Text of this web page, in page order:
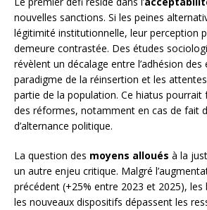
nouvelles sanctions. Si les peines
légitimité institutionnelle, leur perception
demeure contrastée. Des études
révèlent un décalage entre l’adhésion des
paradigme de la réinsertion et les attentes
partie de la population. Ce hiatus pourrait
des réformes, notamment en cas de fait
d’alternance politique.
La question des moyens alloués à la
un autre enjeu critique. Malgré
précédent (+25% entre 2023 et 2025), les
les nouveaux dispositifs dépassent les